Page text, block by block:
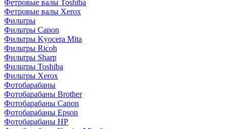
Фетровые валы Toshiba
Фетровые валы Xerox
Фильтры
Фильтры Canon
Фильтры Kyocera Mita
Фильтры Ricoh
Фильтры Sharp
Фильтры Toshiba
Фильтры Xerox
Фотобарабаны
Фотобарабаны Brother
Фотобарабаны Canon
Фотобарабаны Epson
Фотобарабаны HP